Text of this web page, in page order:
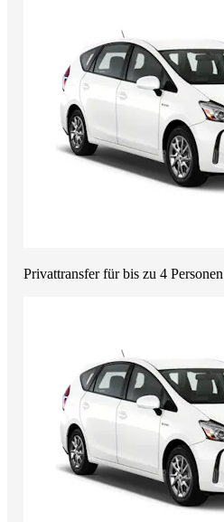
Privattransfer für bis zu 4 Personen